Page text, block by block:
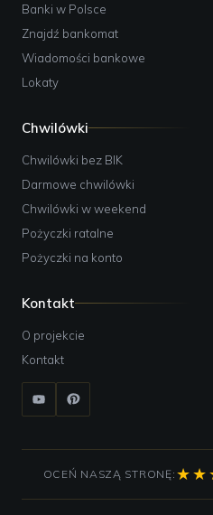
Banki w Polsce
Znajdź bankomat
Wiadomości bankowe
Lokaty
Chwilówki
Chwilówki bez BIK
Darmowe chwilówki
Chwilówki w weekend
Pożyczki ratalne
Pożyczki na konto
Kontakt
O projekcie
Kontakt
OCEŃ NASZĄ STRONĘ: